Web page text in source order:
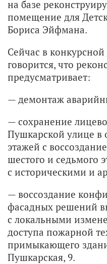
на базе
помещение для
Бориса Эйфмана.
Сейчас в
говорится, что
предусматривает:
— демонтаж
— сохранение
Пушкарской улице
этажей с
шестого и седьмого
с историческими и
— воссоздание
фасадных решений
с локальными
доступа пожарной
примыкающего
Пушкарская, 9.